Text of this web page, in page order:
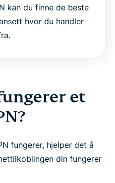
kan du finne de beste
hvor du handler
et
fungerer, hjelper det å
din fungerer